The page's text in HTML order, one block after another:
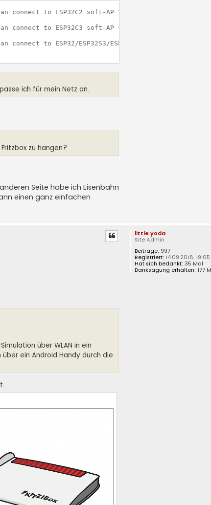
connect to ESP32C2 soft-AP */
connect to ESP32C3 soft-AP */
connect to ESP32/ESP32S3/ESP32S2 soft-AP */
ich für mein Netz an.
zu hängen?
Seite habe ich Eisenbahn
einen ganz einfachen
little.yoda
Site Admin
Beiträge: 997
Registriert: 14.09.2018, 19:05
Hat sich bedankt: 35 Mal
Danksagung erhalten: 177
über WLAN in ein
ein Android Handy durch die